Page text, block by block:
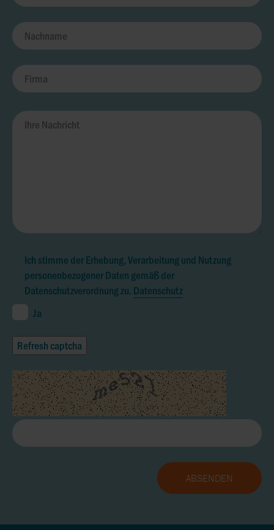
Ich stimme der Erhebung, Verarbeitung und Nutzung
personenbezogener Daten gemäß der
Datenschutzverordnung zu. Datenschutz
Ja
Refresh captcha